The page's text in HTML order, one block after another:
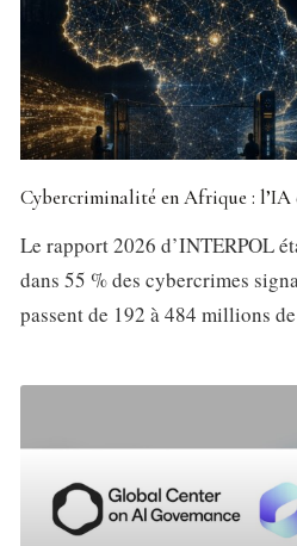
Cybercriminalité en Afrique : l’IA
Le rapport 2026 d’INTERPOL
dans 55 % des cybercrimes
passent de 192 à 484 millions